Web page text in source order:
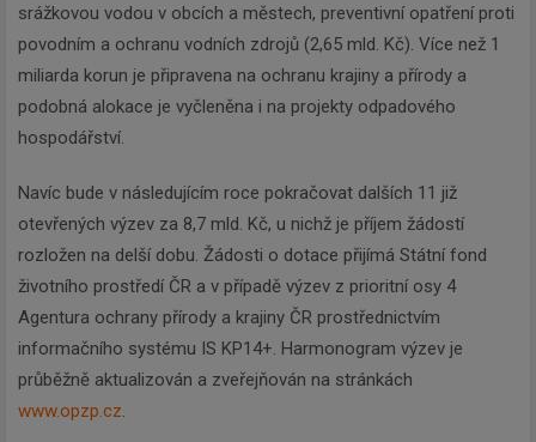
srážkovou vodou v obcích a městech, preventivní opatření proti
povodním a ochranu vodních zdrojů (2,65 mld. Kč). Více než 1
miliarda korun je připravena na ochranu krajiny a přírody a
podobná alokace je vyčleněna i na projekty odpadového
hospodářství.
Navíc bude v následujícím roce pokračovat dalších 11 již
otevřených výzev za 8,7 mld. Kč, u nichž je příjem žádostí
rozložen na delší dobu. Žádosti o dotace přijímá Státní fond
životního prostředí ČR a v případě výzev z prioritní osy 4
Agentura ochrany přírody a krajiny ČR prostřednictvím
informačního systému IS KP14+. Harmonogram výzev je
průběžně aktualizován a zveřejňován na stránkách
www.opzp.cz.